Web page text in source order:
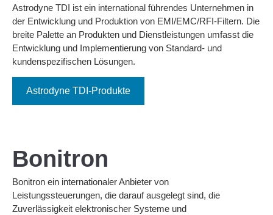
Astrodyne TDI ist ein international führendes Unternehmen in
der Entwicklung und Produktion von EMI/EMC/RFI-Filtern. Die
breite Palette an Produkten und Dienstleistungen umfasst die
Entwicklung und Implementierung von Standard- und
kundenspezifischen Lösungen.
Astrodyne TDI-Produkte
Bonitron
Bonitron ein internationaler Anbieter von
Leistungssteuerungen, die darauf ausgelegt sind, die
Zuverlässigkeit elektronischer Systeme und